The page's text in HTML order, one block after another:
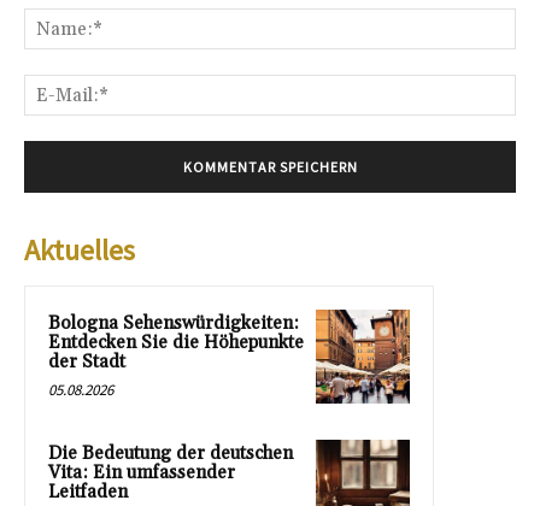
Aktuelles
Bologna Sehenswürdigkeiten:
Entdecken Sie die Höhepunkte
der Stadt
05.08.2026
Die Bedeutung der deutschen
Vita: Ein umfassender
Leitfaden